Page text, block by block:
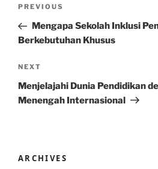
Previous
Post
PREVIOUS
Mengapa Sekolah Inklusi
Berkebutuhan Khusus
Next
Post
NEXT
Menjelajahi Dunia Pendidikan
Menengah Internasional
ARCHIVES